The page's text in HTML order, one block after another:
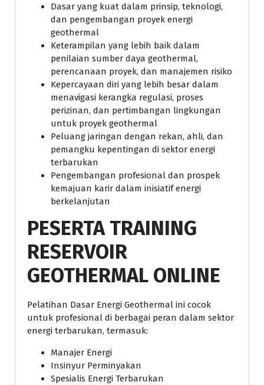
Dasar yang kuat dalam prinsip, teknologi,
dan pengembangan proyek energi
geothermal
Keterampilan yang lebih baik dalam
penilaian sumber daya geothermal,
perencanaan proyek, dan manajemen risiko
Kepercayaan diri yang lebih besar dalam
menavigasi kerangka regulasi, proses
perizinan, dan pertimbangan lingkungan
untuk proyek geothermal
Peluang jaringan dengan rekan, ahli, dan
pemangku kepentingan di sektor energi
terbarukan
Pengembangan profesional dan prospek
kemajuan karir dalam inisiatif energi
berkelanjutan
PESERTA TRAINING
RESERVOIR
GEOTHERMAL ONLINE
Pelatihan Dasar Energi Geothermal ini cocok
untuk profesional di berbagai peran dalam sektor
energi terbarukan, termasuk:
Manajer Energi
Insinyur Perminyakan
Spesialis Energi Terbarukan